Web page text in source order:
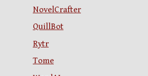
NovelCrafter
QuillBot
Rytr
Tome